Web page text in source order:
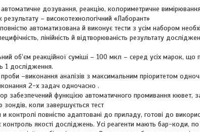
дозування, реакцію, колориметричне
результату – високотехнологічний «Лаборант»
автоматизована й виконує тести з усім набором
лінійність й відтворюваність результату
об’єм реакційної суміші – 100 мкл – серед усіх марок, що
1 дослідження.
проби –виконання аналізів з максимальним пріоритетом
2-х задач одночасно .
забезпечений функцією автоматичного промивання кювет,
коли завершується тест
и контролі повністю адаптовані до приладу, готові до
контроль якості досліджень. Усі реагенти мають бар-коди,